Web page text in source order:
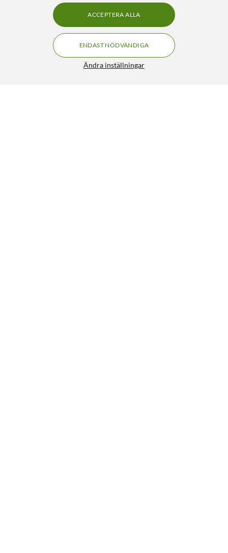
Ändra inställningar
ENDAST NÖDVÄNDIGA
ACCEPTERA ALLA